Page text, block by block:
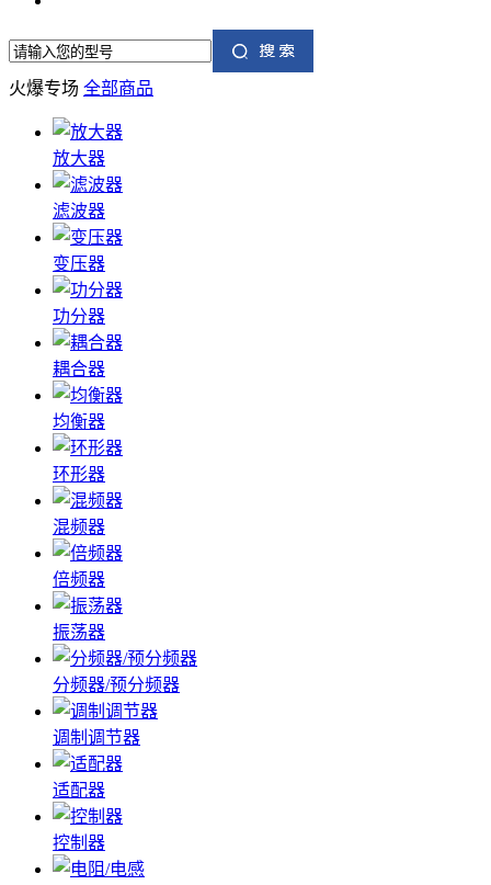
火爆专场 全部商品
放大器
滤波器
变压器
功分器
耦合器
均衡器
环形器
混频器
倍频器
振荡器
分频器/预分频器
调制调节器
适配器
控制器